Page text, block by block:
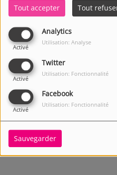
Tout accepter Tout
Analytics
Activé
Utilisation: Analyse
Twitter
Activé
Utilisation: Fonctionnalité
Facebook
Activé
Utilisation: Fonctionnalité
Sauvegarder
2297 VUES
Écouter le podcast
Gilles MESAS reçoit
prévention du suicide